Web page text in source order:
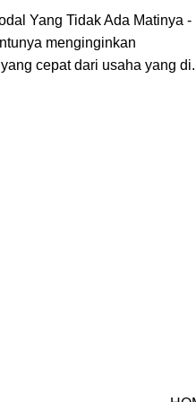
Yang Tidak Ada Matinya -
menginginkan
cepat dari usaha yang